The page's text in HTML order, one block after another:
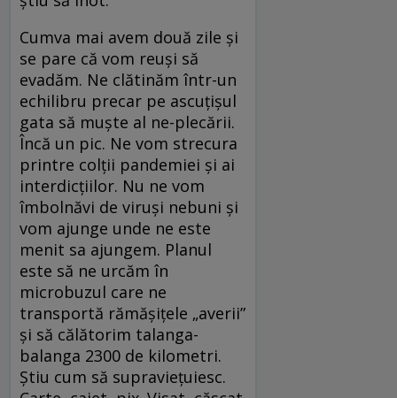
Cumva mai avem două zile și
se pare că vom reuși să
evadăm. Ne clătinăm într-un
echilibru precar pe ascuțișul
gata să muște al ne-plecării.
Încă un pic. Ne vom strecura
printre colții pandemiei și ai
interdicțiilor. Nu ne vom
îmbolnăvi de viruși nebuni și
vom ajunge unde ne este
menit sa ajungem. Planul
este să ne urcăm în
microbuzul care ne
transportă rămășițele „averii”
și să călătorim talanga-
balanga 2300 de kilometri.
Știu cum să supraviețuiesc.